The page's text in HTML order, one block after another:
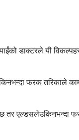
डाक्टरले यी
फरक तरिकाले काम
तर एल्डसलेउकिनभन्दा